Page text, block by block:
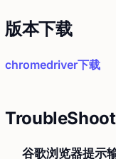
版本下载
chromedriver下载
谷歌浏览器提示